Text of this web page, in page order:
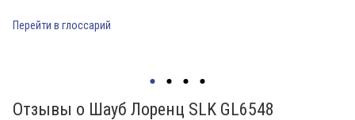
Перейти в глоссарий
Отзывы о Шауб Лоренц SLK GL6548